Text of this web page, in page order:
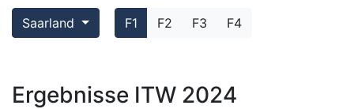
Saarland F1 F2 F3 F4
Ergebnisse ITW 2024